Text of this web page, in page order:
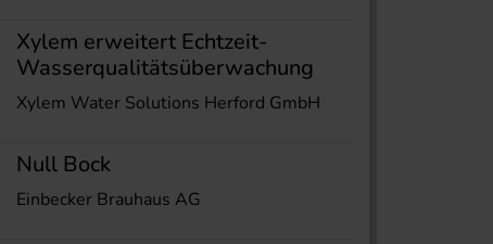
Xylem erweitert Echtzeit-
Wasserqualitätsüberwachung
Xylem Water Solutions Herford GmbH
Null Bock
Einbecker Brauhaus AG